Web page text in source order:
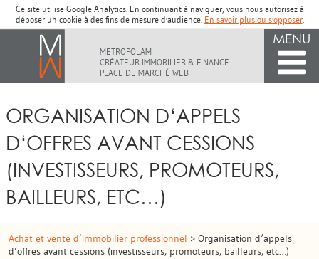
Ce site utilise Google Analytics. En continuant à naviguer, vous nous autorisez à
déposer un cookie à des fins de mesure d'audience. En savoir plus ou s'opposer.
METROPOLAM
CRÉATEUR IMMOBILIER & FINANCE
PLACE DE MARCHÉ WEB
MENU
ORGANISATION D‘APPELS
D‘OFFRES AVANT CESSIONS
(INVESTISSEURS, PROMOTEURS,
BAILLEURS, ETC…)
Achat et vente d’immobilier professionnel > Organisation d‘appels
d‘offres avant cessions (investisseurs, promoteurs, bailleurs, etc…)